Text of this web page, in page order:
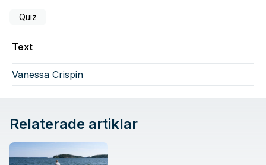
Quiz
Text
Vanessa Crispin
Relaterade artiklar